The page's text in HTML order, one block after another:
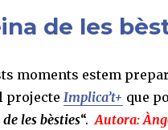
ix
i
inclusió
per
Sant
de les
moments estem
projecte Implica’t+ que
les bèsties“.Autora: